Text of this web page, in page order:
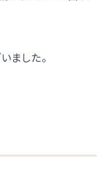
ました。